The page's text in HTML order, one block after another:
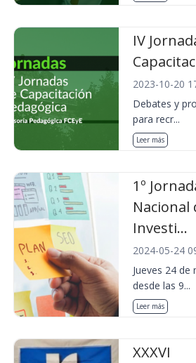
IV
2023-10-20
Debates y
para recr...
Leer más
1º
Nacional
Investi...
2024-05-24
Jueves 24 de
desde las 9...
Leer más
XXXVI